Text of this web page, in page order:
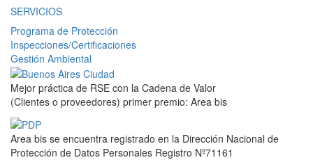
SERVICIOS
Programa de Protección
Inspecciones/Certificaciones
Gestión Ambiental
Mejor práctica de RSE con la Cadena de Valor
(Clientes o proveedores) primer premio: Area bis
Area bis se encuentra registrado en la Dirección Nacional de
Protección de Datos Personales Registro Nº71161